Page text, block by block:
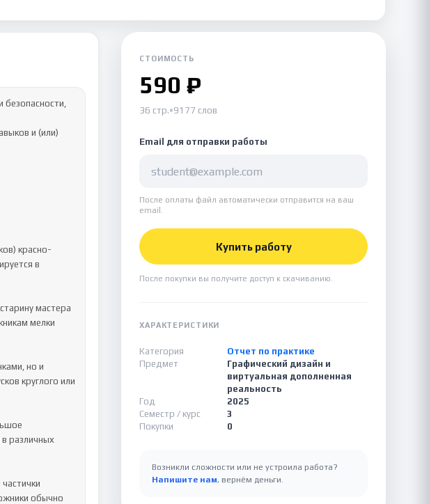
красно-
в
мастера
мелки
но и
круглого или
различных
обычно
СТОИМОСТЬ
590 ₽
36 стр.•9177 слов
Email для отправки работы
После оплаты файл автоматически отправится на ваш
email.
Купить работу
После покупки вы получите доступ к скачиванию.
ХАРАКТЕРИСТИКИ
Категория
Отчет по практике
Предмет
Графический дизайн и
виртуальная дополненная
реальность
Год
2025
Семестр / курс
3
Покупки
0
Возникли сложности или не устроила работа?
Напишите нам, вернём деньги.